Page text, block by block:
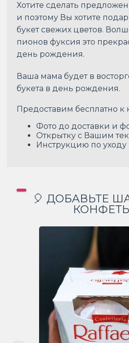
Хотите сделать
и поэтому Вы хотите
букет свежих цветов.
пионов фуксия это
день рождения.
Ваша мама будет в
букета в день рождения.
Предоставим бесплатно к
Фото до доставки и
Открытку с Вашим
Инструкцию по уходу
🎈 ДОБАВЬТЕ